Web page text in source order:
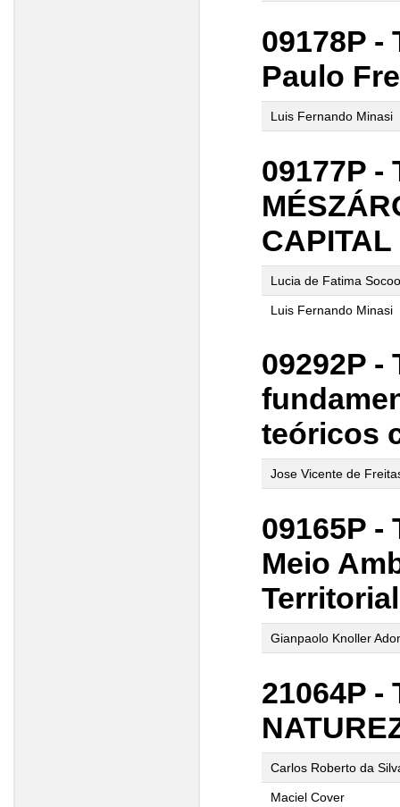
09178P -
Paulo
Luis Fernando Minasi
09177P -
CAPITAL
Lucia de Fatima
Luis Fernando Minasi
09292P -
teóricos
Jose Vicente de
09165P -
Meio
Gianpaolo Knoller
21064P -
Carlos Roberto da
Maciel Cover